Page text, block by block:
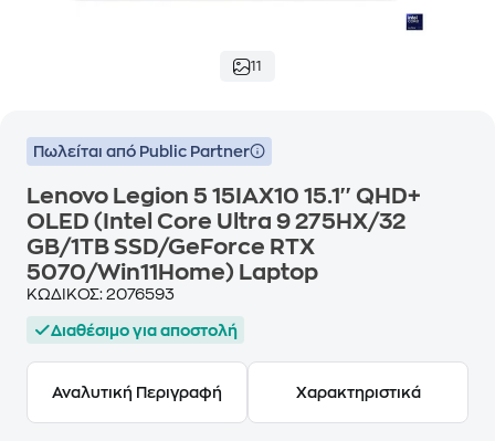
11
Πωλείται από Public Partner
Lenovo Legion 5 15IAX10 15.1'' QHD+
OLED (Intel Core Ultra 9 275HX/32
GB/1TB SSD/GeForce RTX
5070/Win11Home) Laptop
ΚΩΔΙΚΟΣ: 2076593
Διαθέσιμο για αποστολή
Αναλυτική Περιγραφή Χαρακτηριστικά